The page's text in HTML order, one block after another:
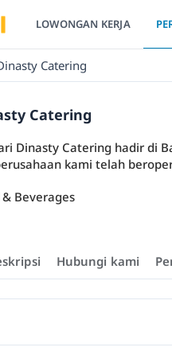
LOWONGAN KERJA
Catering
Catering
Dinasty Catering hadir di
kami telah
& Beverages
Hubungi kami